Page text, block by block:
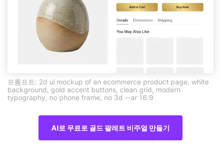
프롬프트: 2d ui mockup of an ecommerce product page, white
background, gold accent buttons, clean grid, modern
typography, no phone frame, no 3d --ar 16:9
AI로 무료로 골드 팔레트 비주얼 만들기